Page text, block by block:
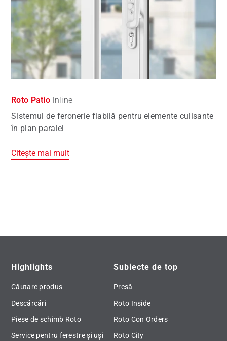
Roto Patio Inline
Sistemul de feronerie fiabilă pentru elemente culisante
în plan paralel
Citește mai mult
Highlights
Căutare produs
Descărcări
Piese de schimb Roto
Service pentru ferestre și uși
Subiecte de top
Presă
Roto Inside
Roto Con Orders
Roto City